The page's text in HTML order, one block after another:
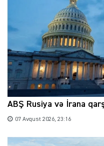
ABŞ Rusiya və İrana
07 Avqust 2026, 23:16